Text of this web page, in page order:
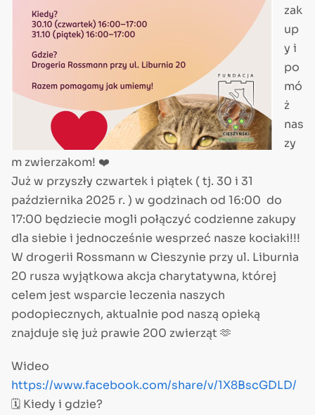
zak
up
y i
po
mó
ż
nas
zy
m zwierzakom! ❤️
Już w przyszły czwartek i piątek ( tj. 30 i 31
października 2025 r. ) w godzinach od 16:00 do
17:00 będziecie mogli połączyć codzienne zakupy
dla siebie i jednocześnie wesprzeć nasze kociaki!!!
W drogerii Rossmann w Cieszynie przy ul. Liburnia
20 rusza wyjątkowa akcja charytatywna, której
celem jest wsparcie leczenia naszych
podopiecznych, aktualnie pod naszą opieką
znajduje się już prawie 200 zwierząt 🫶
Wideo
https://www.facebook.com/share/v/1X8BscGDLD/
🗓️ Kiedy i gdzie?